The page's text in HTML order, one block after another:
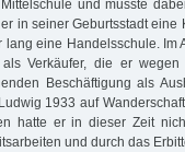
und musste
in seiner Geburtsstadt
lang eine Handelsschule.
Verkäufer, die er
Beschäftigung als
1933 auf
hatte er in dieser Zeit
und durch das